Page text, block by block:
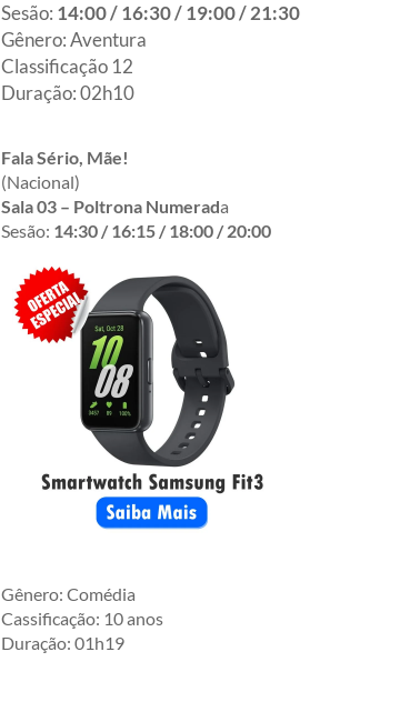
Sesão: 14:00 / 16:30 / 19:00 / 21:30
Gênero: Aventura
Classificação 12
Duração: 02h10
Fala Sério, Mãe!
(Nacional)
Sala 03 – Poltrona Numerada
Sesão: 14:30 / 16:15 / 18:00 / 20:00
Gênero: Comédia
Cassificação: 10 anos
Duração: 01h19